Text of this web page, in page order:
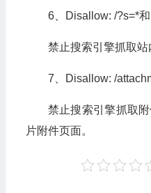
6、Disallow: /?s=*
禁止搜索引擎抓取
7、Disallow: /
禁止搜索引擎抓取
片附件页面。